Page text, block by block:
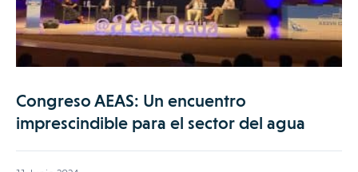
Congreso AEAS: Un encuentro
imprescindible para el sector del agua